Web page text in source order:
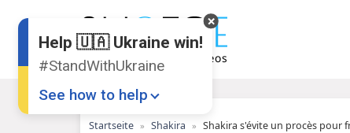
Startseite Shakira Shakira s'évite un procès pour
Help 🇺🇦 Ukraine win!
#StandWithUkraine
See how to help